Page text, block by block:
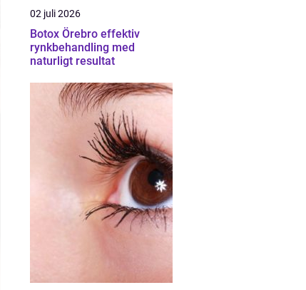
02 juli 2026
Botox Örebro effektiv
rynkbehandling med
naturligt resultat